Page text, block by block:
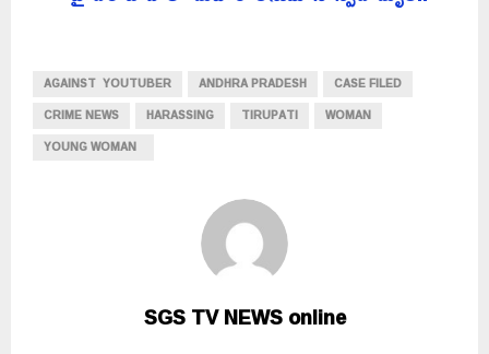
AGAINST YOUTUBER ANDHRA PRADESH
CASE FILED
CRIME NEWS
HARASSING TIRUPATI
WOMAN
YOUNG WOMAN
SGS TV NEWS online